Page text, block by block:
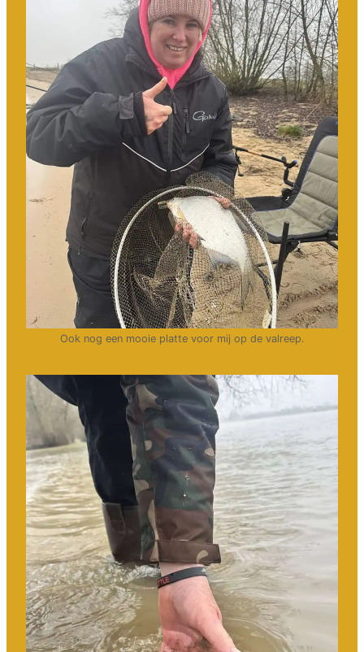
Ook nog een mooie platte voor mij op de valreep.